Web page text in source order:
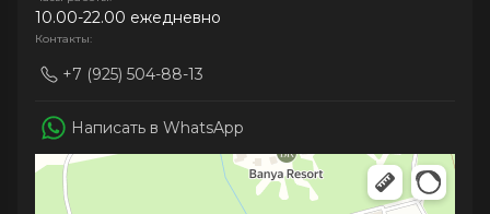
10.00-22.00 ежедневно
Контакты:
+7 (925) 504-88-13
Написать в WhatsApp